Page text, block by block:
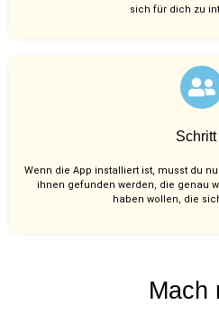
sich für dich zu
Schritt
Wenn die App installiert ist, musst du
ihnen gefunden werden, die genau
haben wollen, die
Mach